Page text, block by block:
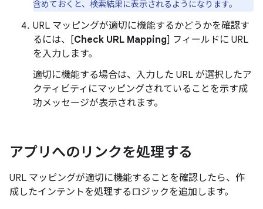
含めておくと、検索結果に表示されるようになります。
URL マッピングが適切に機能するかどうかを確認す
るには、[Check URL Mapping] フィールドに URL
を入力します。
適切に機能する場合は、入力した URL が選択したア
クティビティにマッピングされていることを示す成
功メッセージが表示されます。
アプリへのリンクを処理する
URL マッピングが適切に機能することを確認したら、作
成したインテントを処理するロジックを追加します。